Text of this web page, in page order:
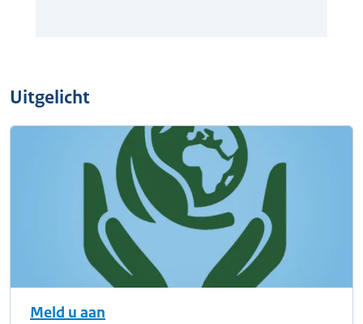
Uitgelicht
Meld u aan